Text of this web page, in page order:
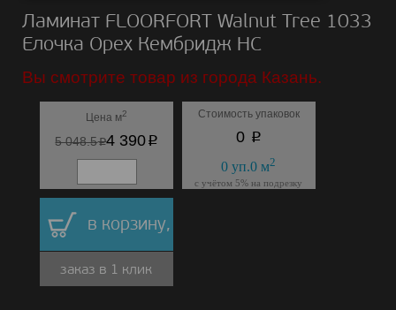
Ламинат FLOORFORT Walnut Tree 1033
Елочка Орех Кембридж HC
Вы смотрите товар из города Казань.
Цена м2
5 048.5p4 390p
Стоимость упаковок
0 p
0 уп.0 м2
с учётом 5% на подрезку
в корзину,
заказ в 1 клик